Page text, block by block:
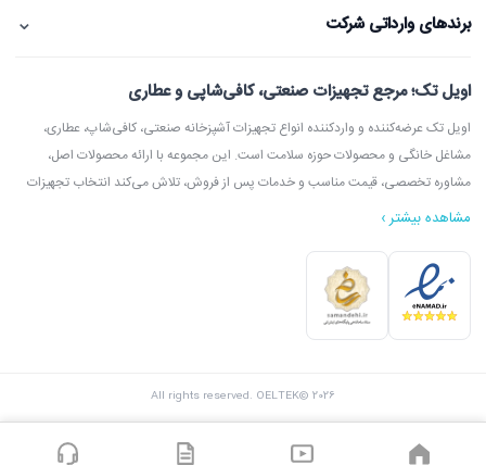
برندهای وارداتی شرکت ⌄
اویل تک؛ مرجع تجهیزات صنعتی، کافی‌شاپی و عطاری
اویل تک عرضه‌کننده و واردکننده انواع تجهیزات آشپزخانه صنعتی، کافی‌شاپ، عطاری،
مشاغل خانگی و محصولات حوزه سلامت است. این مجموعه با ارائه محصولات اصل،
مشاوره تخصصی، قیمت مناسب و خدمات پس از فروش، تلاش می‌کند انتخاب تجهیزات
در اویل تک می‌توانید انواع دستگاه آسیاب عطاری، آسیاب قهوه، دستگاه روغن‌گیری،
ارده‌گیری و کره‌گیری، دستگاه بخور، بویلر آب جوش، اسپرسوساز، گریل، سرخ‌کن، خمیرگیر،
پشتیبانی واقعی، گزینه‌ای مطمئن برای خرید تجهیزات صنعتی و فروشگاهی محسوب
می‌شود.
مشاهده بیشتر ›
All rights reserved. OELTEK© 2026